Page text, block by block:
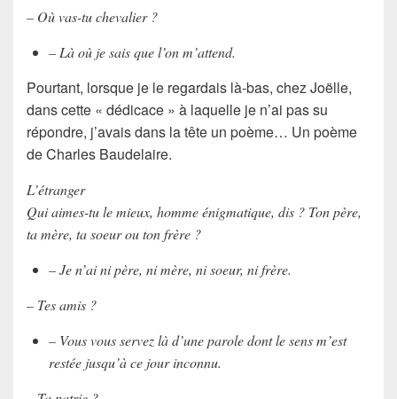
– Où vas-tu chevalier ?
– Là où je sais que l’on m’attend.
Pourtant, lorsque je le regardais là-bas, chez Joëlle,
dans cette « dédicace » à laquelle je n’ai pas su
répondre, j’avais dans la tête un poème… Un poème
deCharles Baudelaire.
L’étranger
Qui aimes-tu le mieux, homme énigmatique, dis ? Ton père,
ta mère, ta soeur ou ton frère ?
– Je n’ai ni père, ni mère, ni soeur, ni frère.
– Tes amis ?
– Vous vous servez là d’une parole dont le sens m’est
restée jusqu’à ce jour inconnu.